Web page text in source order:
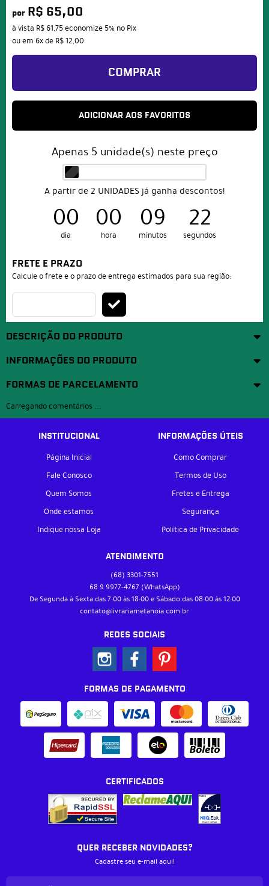
por R$ 65,00
à vista R$ 61,75economize 5% no Pix
ou em 6xde R$ 12,00
COMPRAR
ADICIONAR AOS FAVORITOS
Apenas 5 unidade(s) neste preço
A partir de 2 UNIDADES já ganha descontos!
00
dia
00
hora
09
minutos
22
segundos
FRETE E PRAZO
Calcule o frete e o prazo de entrega estimados para sua região:
DESCRIÇÃO DO PRODUTO
INFORMAÇÕES DO PRODUTO
FORMAS DE PARCELAMENTO
Carregando comentários ...
INSTITUCIONAL
Página Inicial
Fale Conosco
Quem Somos
Onde estamos
Indique nossa Loja
INFORMAÇÕES ÚTEIS
Como Comprar
Termos de Uso
Fretes e Entrega
Segurança
Política de Privacidade
ATENDIMENTO
(68) 3301-7551
68 9 9977-4767 (WhatsApp)
De Segunda à Sexta das 7:00 às 18:00 e Sábado das 08:00 às 12:00
contato@livrariametanoia.com.br
REDES SOCIAIS
FORMAS DE PAGAMENTO
CERTIFICADOS
QUER RECEBER NOVIDADES?
Cadastre seu e-mail aqui!